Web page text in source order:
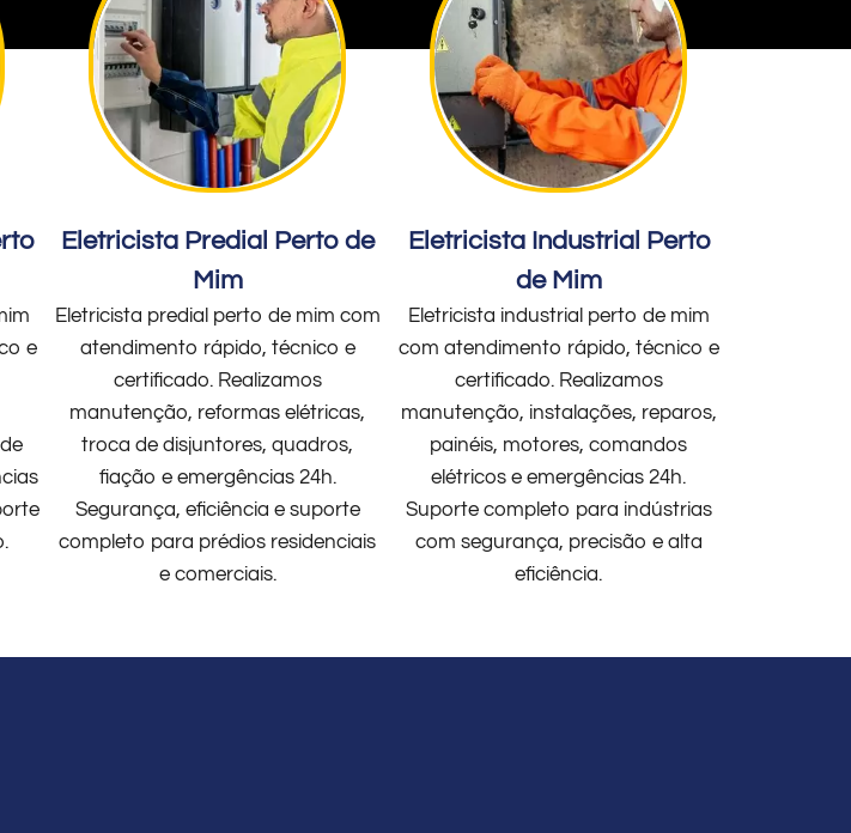
e
Eletricista Predial Perto de
Mim
Eletricista predial perto de mim com
atendimento rápido, técnico e
certificado. Realizamos
manutenção, reformas elétricas,
troca de disjuntores, quadros,
fiação e emergências 24h.
Segurança, eficiência e suporte
completo para prédios residenciais
e comerciais.
Eletricista Industrial Perto
de Mim
Eletricista industrial perto de mim
com atendimento rápido, técnico e
certificado. Realizamos
manutenção, instalações, reparos,
painéis, motores, comandos
elétricos e emergências 24h.
Suporte completo para indústrias
com segurança, precisão e alta
eficiência.